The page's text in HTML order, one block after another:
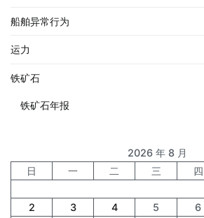
船舶异常行为
运力
铁矿石
铁矿石年报
2026 年 8 月
日
一 二 三 四
2
3 4 5 6